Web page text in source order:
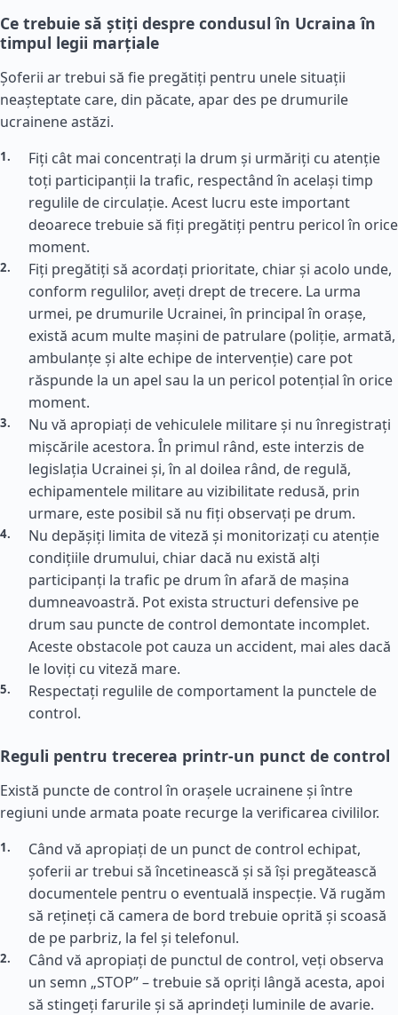
Ce trebuie să știți despre condusul în Ucraina în
timpul legii marțiale
Șoferii ar trebui să fie pregătiți pentru unele situații
neașteptate care, din păcate, apar des pe drumurile
ucrainene astăzi.
Fiți cât mai concentrați la drum și urmăriți cu atenție
toți participanții la trafic, respectând în același timp
regulile de circulație. Acest lucru este important
deoarece trebuie să fiți pregătiți pentru pericol în orice
moment.
Fiți pregătiți să acordați prioritate, chiar și acolo unde,
conform regulilor, aveți drept de trecere. La urma
urmei, pe drumurile Ucrainei, în principal în orașe,
există acum multe mașini de patrulare (poliție, armată,
ambulanțe și alte echipe de intervenție) care pot
răspunde la un apel sau la un pericol potențial în orice
moment.
Nu vă apropiați de vehiculele militare și nu înregistrați
mișcările acestora. În primul rând, este interzis de
legislația Ucrainei și, în al doilea rând, de regulă,
echipamentele militare au vizibilitate redusă, prin
urmare, este posibil să nu fiți observați pe drum.
Nu depășiți limita de viteză și monitorizați cu atenție
condițiile drumului, chiar dacă nu există alți
participanți la trafic pe drum în afară de mașina
dumneavoastră. Pot exista structuri defensive pe
drum sau puncte de control demontate incomplet.
Aceste obstacole pot cauza un accident, mai ales dacă
le loviți cu viteză mare.
Respectați regulile de comportament la punctele de
control.
Reguli pentru trecerea printr-un punct de control
Există puncte de control în orașele ucrainene și între
regiuni unde armata poate recurge la verificarea civililor.
Când vă apropiați de un punct de control echipat,
șoferii ar trebui să încetinească și să își pregătească
documentele pentru o eventuală inspecție. Vă rugăm
să rețineți că camera de bord trebuie oprită și scoasă
de pe parbriz, la fel și telefonul.
Când vă apropiați de punctul de control, veți observa
un semn „STOP” – trebuie să opriți lângă acesta, apoi
să stingeți farurile și să aprindeți luminile de avarie.